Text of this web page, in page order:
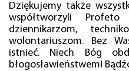
Dziękujemy także
współtworzyli
dziennikarzom,
wolontariuszom. Bez
istnieć. Niech Bóg
błogosławieństwem!